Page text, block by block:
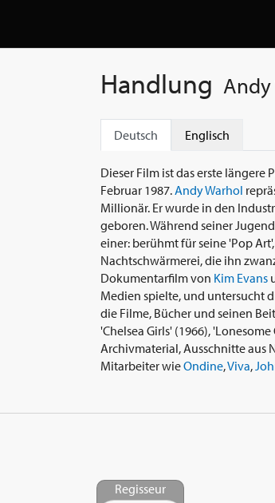
Handlung
Deutsch Englisch
Dieser Film ist das erste längere
Februar 1987.Andy Warhol
Millionär. Er wurde in den
geboren. Während seiner
einer: berühmt für seine 'Pop
Nachtschwärmerei, die ihn
Dokumentarfilm von Kim Evans
Medien spielte, und untersucht
die Filme, Bücher und seinen
'Chelsea Girls' (1966),
Archivmaterial, Ausschnitte aus
Mitarbeiter wieOndine,Viva,
Regisseur